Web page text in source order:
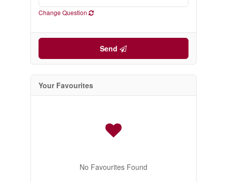
Change Question
Send
Your Favourites
No Favourites Found